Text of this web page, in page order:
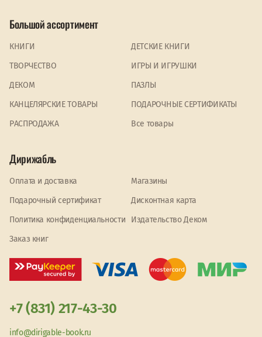
Большой ассортимент
КНИГИ
ДЕТСКИЕ КНИГИ
ТВОРЧЕСТВО
ИГРЫ И ИГРУШКИ
ДЕКОМ
ПАЗЛЫ
КАНЦЕЛЯРСКИЕ ТОВАРЫ
ПОДАРОЧНЫЕ СЕРТИФИКАТЫ
PАСПРОДАЖА
Все товары
Дирижабль
Оплата и доставка
Магазины
Подарочный сертификат
Дисконтная карта
Политика конфиденциальности
Издательство Деком
Заказ книг
+7 (831) 217-43-30
info@dirigable-book.ru